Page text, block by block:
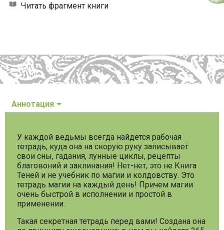
Читать фрагмент книги
Аннотация
У каждой ведьмы всегда найдется рабочая
тетрадь, куда она на скорую руку записывает
свои сны, гадания, лунные циклы, рецепты
благовоний и заклинания! Нет-нет, это не Книга
Теней и не учебник по магии и колдовству. Это
тетрадь магии на каждый день! Причем магии
очень быстрой в исполнении и простой в
применении.
Такая секретная тетрадь перед вами! Создана она